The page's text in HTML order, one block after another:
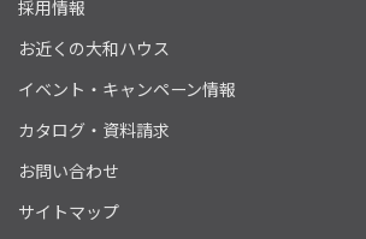
採用情報
お近くの大和ハウス
イベント・キャンペーン情報
カタログ・資料請求
お問い合わせ
サイトマップ